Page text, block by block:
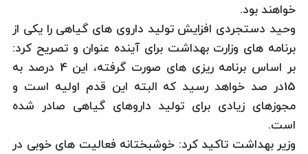
خواهند بود.
وحید دستجردی افزایش تولید داروی های گیاهی را یکی از
برنامه های وزارت بهداشت برای آینده عنوان و تصریح کرد:
بر اساس برنامه ریزی های صورت گرفته، این 4 درصد به
15در صد خواهد رسید که البته این قدم اولیه است و
مجوزهای زیادی برای تولید داروهای گیاهی صادر شده
است.
وزیر بهداشت تاکید کرد: خوشبختانه فعالیت های خوبی در